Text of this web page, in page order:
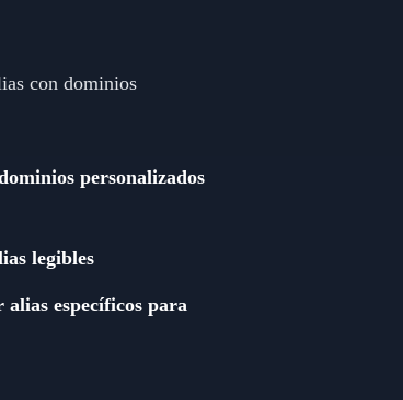
con dominios
personalizados
legibles
específicos para